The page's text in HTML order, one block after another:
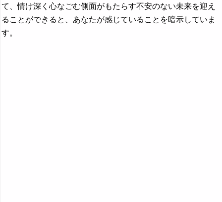
て、情け深く心なごむ側面がもたらす不安のない未来を迎え
ることができると、あなたが感じていることを暗示していま
す。